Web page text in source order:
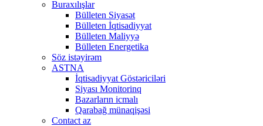
Buraxılışlar
Bülleten Siyasət
Bülleten İqtisadiyyat
Bülleten Maliyyə
Bülleten Energetika
Söz istəyirəm
ASTNA
İqtisadiyyat Göstəriciləri
Siyası Monitorinq
Bazarların icmalı
Qarabağ münaqişəsi
Contact az